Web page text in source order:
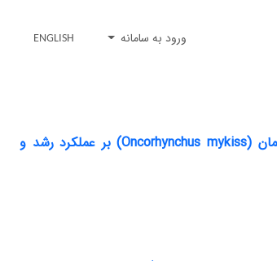
ورود به سامانه ENGLISH
تأثیر پودر دافنی تخمیر شده با باسیلوس‌های پروبیوتیکی در جیره غذایی لاروهای قزل‌آلای رنگین‌کمان (Oncorhynchus mykiss) بر عملکرد رشد و